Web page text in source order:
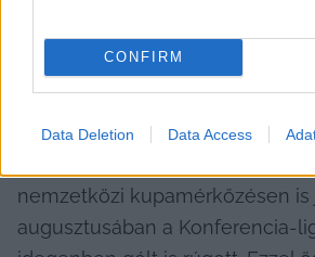
CONFIRM
Data Deletion Data Access
Azt nyilatkozta, NB III-as
gondolta, hogy ilyen messzire
Kecskeméti pályafutásának
nemzetközi kupamérkőzésen is
augusztusában a Konferencia-